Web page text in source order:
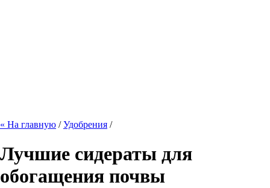
« На главную /Удобрения /
Лучшие сидераты для
обогащения почвы